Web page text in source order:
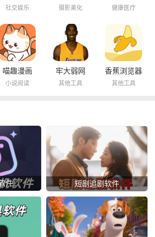
社交娱乐 摄影美化 健康医疗
喵趣漫画
小说阅读
牢大弱网
其他工具
香蕉浏览器
其他工具
件 短剧追剧软件